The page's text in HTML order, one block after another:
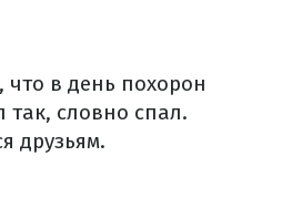
что в день похорон
словно спал.
друзьям.